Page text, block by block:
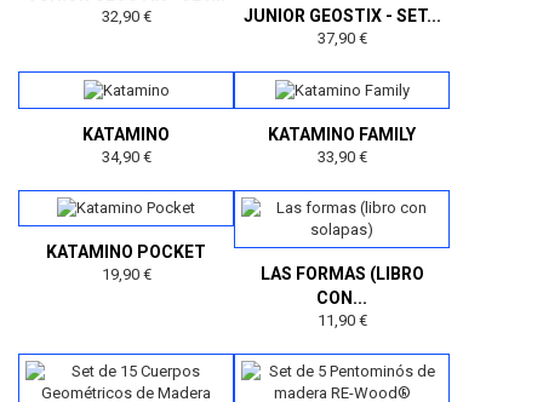
32,90 € JUNIOR GEOSTIX - SET...
37,90 €
KATAMINO
34,90 €
KATAMINO FAMILY
33,90 €
KATAMINO POCKET
19,90 €
LAS FORMAS (LIBRO
CON...
11,90 €